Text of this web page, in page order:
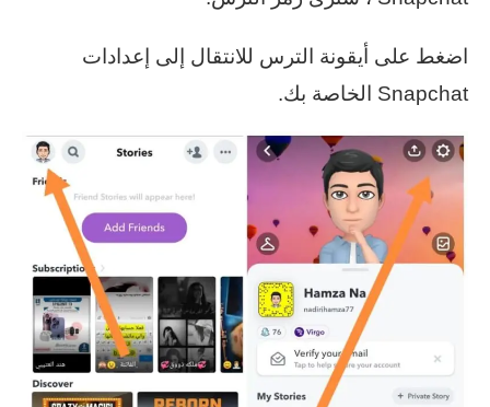
اضغط على أيقونة الترس للانتقال إلى إعدادات
Snapchat الخاصة بك.